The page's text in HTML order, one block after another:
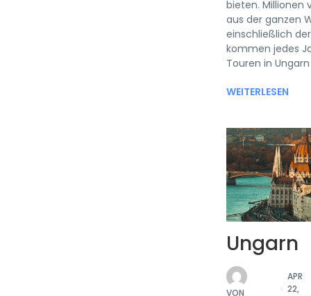
bieten. Millionen
aus der ganzen
einschließlich
kommen jedes
Touren in
WEITERLESEN
Ungarn
VON
APR
22,